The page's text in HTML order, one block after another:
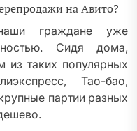
на Авито?
граждане уже
Сидя дома,
из таких популярных
Тао-бао,
партии разных